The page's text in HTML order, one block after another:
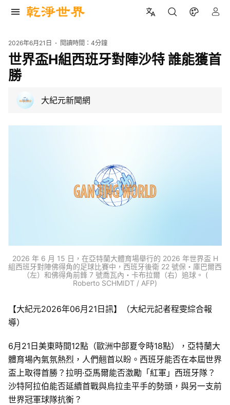
2026年6月21日 閱讀時間：4分鐘
世界盃H組西班牙對陣沙特 誰能獲首
勝
大紀元新聞網
2026 年 6 月 15 日，在亞特蘭大體育場舉行的 2026 年世界盃 H
組西班牙對陣佛得角的足球比賽中，西班牙後衛 22 號保・庫巴爾西
（左）和佛得角前鋒 7 號喬瓦內・卡布拉爾（右）追球。 (
Roberto SCHMIDT / AFP)
【大紀元2026年06月21日訊】（大紀元記者程雯綜合報
導）
6月21日美東時間12點（歐洲中部夏令時18點），亞特蘭大
體育場內氣氛熱烈，人們翹首以盼。西班牙能否在本屆世界
盃上取得首勝？拉明·亞馬爾能否激勵「紅軍」西班牙隊？
沙特阿拉伯能否延續首戰與烏拉圭平手的勢頭，與另一支前
世界冠軍球隊抗衡？